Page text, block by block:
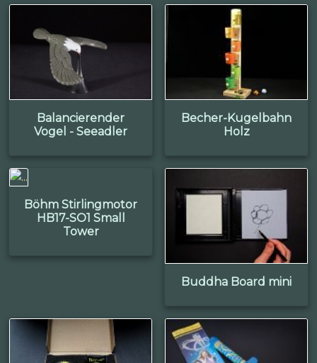
Balancierender
Vogel - Seeadler
Becher-Kugelbahn
Holz
Böhm Stirlingmotor
HB17-SO1 Small
Tower
Buddha Board mini